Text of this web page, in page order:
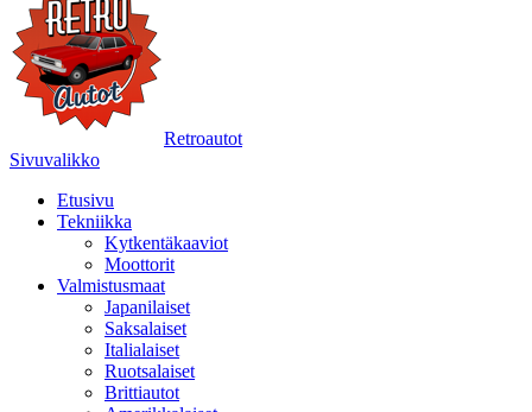
Retroautot
Sivuvalikko
Etusivu
Tekniikka
Kytkentäkaaviot
Moottorit
Valmistusmaat
Japanilaiset
Saksalaiset
Italialaiset
Ruotsalaiset
Brittiautot